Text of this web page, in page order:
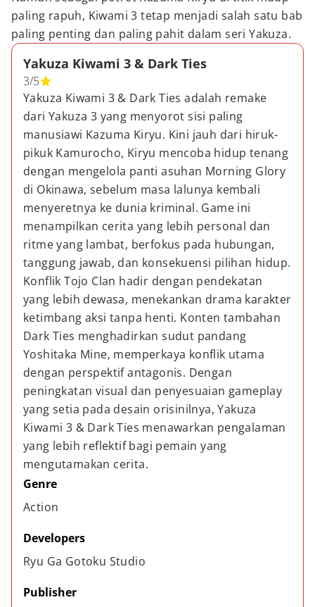
paling rapuh, Kiwami 3 tetap menjadi salah satu bab
paling penting dan paling pahit dalam seri Yakuza.
Yakuza Kiwami 3 & Dark Ties
3/5
Yakuza Kiwami 3 & Dark Ties adalah remake
dari Yakuza 3 yang menyorot sisi paling
manusiawi Kazuma Kiryu. Kini jauh dari hiruk-
pikuk Kamurocho, Kiryu mencoba hidup tenang
dengan mengelola panti asuhan Morning Glory
di Okinawa, sebelum masa lalunya kembali
menyeretnya ke dunia kriminal. Game ini
menampilkan cerita yang lebih personal dan
ritme yang lambat, berfokus pada hubungan,
tanggung jawab, dan konsekuensi pilihan hidup.
Konflik Tojo Clan hadir dengan pendekatan
yang lebih dewasa, menekankan drama karakter
ketimbang aksi tanpa henti. Konten tambahan
Dark Ties menghadirkan sudut pandang
Yoshitaka Mine, memperkaya konflik utama
dengan perspektif antagonis. Dengan
peningkatan visual dan penyesuaian gameplay
yang setia pada desain orisinilnya, Yakuza
Kiwami 3 & Dark Ties menawarkan pengalaman
yang lebih reflektif bagi pemain yang
mengutamakan cerita.
Genre
Action
Developers
Ryu Ga Gotoku Studio
Publisher